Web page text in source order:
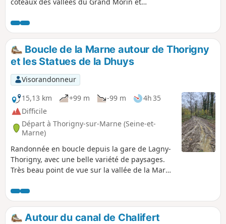
vue sur la région. Les traversées de
quelques villages, notamment Couilly-
Pont-aux-Dames et Quincy-Voisins,
permettent de découvrir quelques
éléments intéressants de leur
patrimoine architectural.
Boucle de la Marne autour de Thorigny
et les Statues de la Dhuys
Visorandonneur
15,13 km
+99 m -99 m
4h 35
Difficile
Départ à Thorigny-sur-Marne (Seine-et-
Marne)
Randonnée en boucle depuis la gare de Lagny-
Thorigny, avec une belle variété de paysages.
Très beau point de vue sur la vallée de la Marne
Tunnel et écluse de Chalifert. Et l'exceptionnel
jardin des sculptures de la Dhuys qui a lui seul
mérite le déplacement.
Autour du canal de Chalifert